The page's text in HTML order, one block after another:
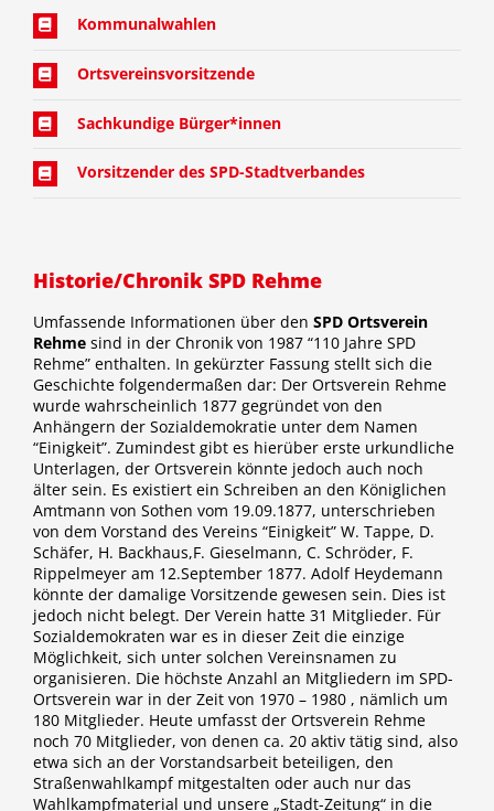
Termine
Kontakt
Kommunalwahlen
Ortsvereinsvorsitzende
Sachkundige Bürger*innen
Vorsitzender des SPD-Stadtverbandes
Historie/Chronik SPD Rehme
Umfassende Informationen über den SPD Ortsverein
Rehmesind in der Chronik von 1987 “110 Jahre SPD
Rehme” enthalten. In gekürzter Fassung stellt sich die
Geschichte folgendermaßen dar: Der Ortsverein Rehme
wurde wahrscheinlich 1877 gegründet von den
Anhängern der Sozialdemokratie unter dem Namen
“Einigkeit”. Zumindest gibt es hierüber erste urkundliche
Unterlagen, der Ortsverein könnte jedoch auch noch
älter sein. Es existiert ein Schreiben an den Königlichen
Amtmann von Sothen vom 19.09.1877, unterschrieben
von dem Vorstand des Vereins “Einigkeit” W. Tappe, D.
Schäfer, H. Backhaus,F. Gieselmann, C. Schröder, F.
Rippelmeyer am 12.September 1877. Adolf Heydemann
könnte der damalige Vorsitzende gewesen sein. Dies ist
jedoch nicht belegt. Der Verein hatte 31 Mitglieder. Für
Sozialdemokraten war es in dieser Zeit die einzige
Möglichkeit, sich unter solchen Vereinsnamen zu
organisieren. Die höchste Anzahl an Mitgliedern im SPD-
Ortsverein war in der Zeit von 1970 – 1980 , nämlich um
180 Mitglieder. Heute umfasst der Ortsverein Rehme
noch 70 Mitglieder, von denen ca. 20 aktiv tätig sind, also
etwa sich an der Vorstandsarbeit beteiligen, den
Straßenwahlkampf mitgestalten oder auch nur das
Wahlkampfmaterial und unsere „Stadt-Zeitung“ in die